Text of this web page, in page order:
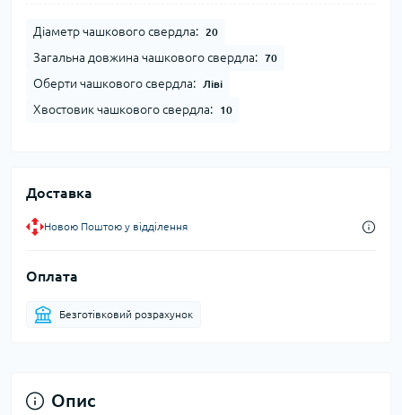
Діаметр чашкового свердла: 20
Загальна довжина чашкового свердла: 70
Оберти чашкового свердла: Ліві
Хвостовик чашкового свердла: 10
Доставка
Новою Поштою у відділення
Оплата
Безготівковий розрахунок
Опис